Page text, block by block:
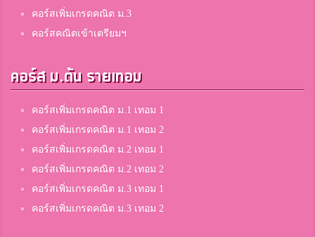
คอร์สเพิ่มเกรดคณิต ม.3
คอร์สคณิตเข้าเตรียมฯ
คอร์ส ม.ต้น รายเทอม
คอร์สเพิ่มเกรดคณิต ม.1 เทอม 1
คอร์สเพิ่มเกรดคณิต ม.1 เทอม 2
คอร์สเพิ่มเกรดคณิต ม.2 เทอม 1
คอร์สเพิ่มเกรดคณิต ม.2 เทอม 2
คอร์สเพิ่มเกรดคณิต ม.3 เทอม 1
คอร์สเพิ่มเกรดคณิต ม.3 เทอม 2